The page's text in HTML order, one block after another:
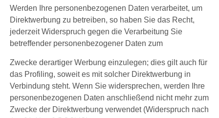
Werden Ihre personenbezogenen Daten verarbeitet, um
Direktwerbung zu betreiben, so haben Sie das Recht,
jederzeit Widerspruch gegen die Verarbeitung Sie
betreffender personenbezogener Daten zum
Zwecke derartiger Werbung einzulegen; dies gilt auch für
das Profiling, soweit es mit solcher Direktwerbung in
Verbindung steht. Wenn Sie widersprechen, werden Ihre
personenbezogenen Daten anschließend nicht mehr zum
Zwecke der Direktwerbung verwendet (Widerspruch nach